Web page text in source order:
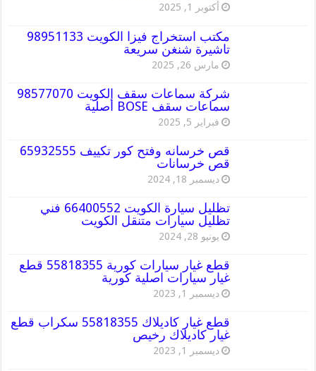
أكتوبر 1, 2025
مكتب استخراج فيزا الكويت 98951133
تاشيرة شنغن سريعة
مارس 26, 2025
شركة سماعات سقف الكويت 98577070
سماعات سقف BOSE أصلية
فبراير 5, 2025
قص خرسانه وفتح كور تكييف 65932555
قص خرسانات
ديسمبر 18, 2024
تظليل سيارة الكويت 66400552 فني
تظليل سيارات متنقل الكويت
يونيو 28, 2024
قطع غيار سيارات كورية 55818355 قطع
غيار سيارات اصلية كورية
ديسمبر 1, 2023
قطع غيار كاديلاك 55818355 سكراب قطع
غيار كاديلاك رخيص
ديسمبر 1, 2023